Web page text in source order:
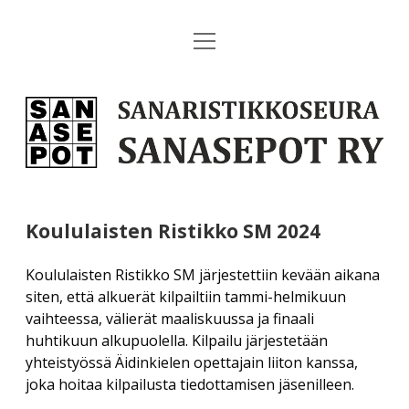
Etusivu
dropdown
menu
Koululaisten Ristikko SM 2026
Helsingin antikvaariset kirjapäivät 20.–22.3.2026
Piilosana SM 2026
Kesäpäivät 2026
Muut tulevat tapahtumat
Paikalliskerhot open
dropdown
Helsinki
Hämeenlinna
Kajaani
Lahti
menu
Sanaseppo-lehti open
Sanaseppo 1/2023
Nurmi-Nyyssönen: Suomalainen sanaristikko
Sanaseppo-seinäkalenteri
Esite
Palvelut open
menu
Liity jäseneksi!
Verkkokauppa
Tietopankki open
dropdown
menu
Uutiset
Menneet tapahtumat open
dropdown
Yhteystiedot open
dropdown
menu
Yhdistyksen yhteystiedot
Hallituksen sivut
open
Sanaristikkoseura
Sanasepot
ry
Koululaisten Ristikko SM 2024
Koululaisten Ristikko SM järjestettiin kevään aikana
siten, että alkuerät kilpailtiin tammi-helmikuun
vaihteessa, välierät maaliskuussa ja finaali
huhtikuun alkupuolella. Kilpailu järjestetään
yhteistyössä Äidinkielen opettajain liiton kanssa,
joka hoitaa kilpailusta tiedottamisen jäsenilleen.